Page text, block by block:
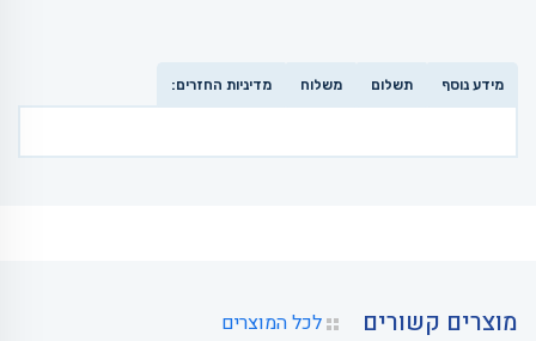
מידע נוסף תשלום משלוח מדיניות החזרים:
מוצרים קשורים לכל המוצרים